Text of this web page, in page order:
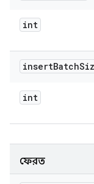
int
insertBatch
int
ফেরত